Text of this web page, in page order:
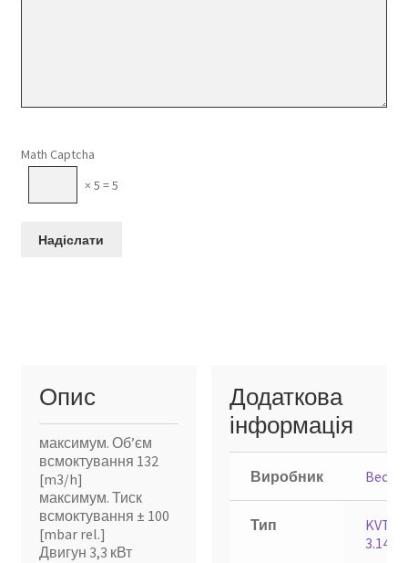
Math Captcha
× 5 = 5
Опис
максимум. Об’єм
всмоктування 132
[m3/h]
максимум. Тиск
всмоктування ± 100
[mbar rel.]
Двигун 3,3 кВт
Додаткова
інформація
Виробник Becker
Тип
KVT
3.140